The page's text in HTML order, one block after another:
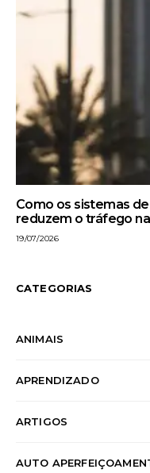
Como os sistemas
reduzem o tráfego
19/07/2026
CATEGORIAS
ANIMAIS
APRENDIZADO
ARTIGOS
AUTO